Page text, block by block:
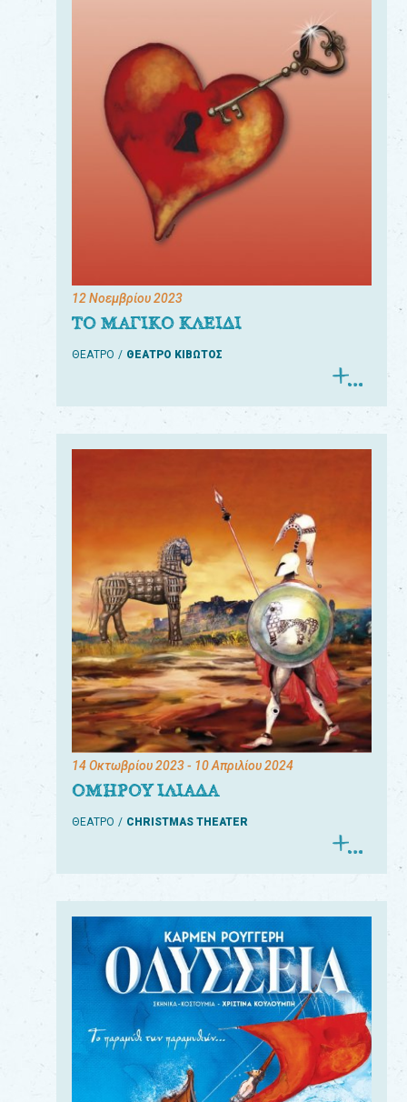
12 Νοεμβρίου 2023
ΤΟ ΜΑΓΙΚΟ ΚΛΕΙΔΙ
ΘΕΑΤΡΟ ΘΕΑΤΡΟ ΚΙΒΩΤΟΣ
14 Οκτωβρίου 2023- 10 Απριλίου 2024
ΟΜΗΡΟΥ ΙΛΙΑΔΑ
ΘΕΑΤΡΟ CHRISTMAS THEATER